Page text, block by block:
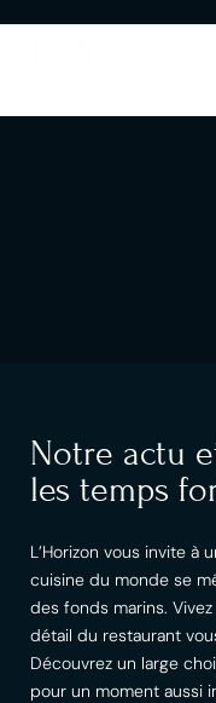
principal
Notre actu
les temps
L’Horizon vous invite à
cuisine du monde se
des fonds marins.
détail du restaurant
Découvrez un large
pour un moment aussi